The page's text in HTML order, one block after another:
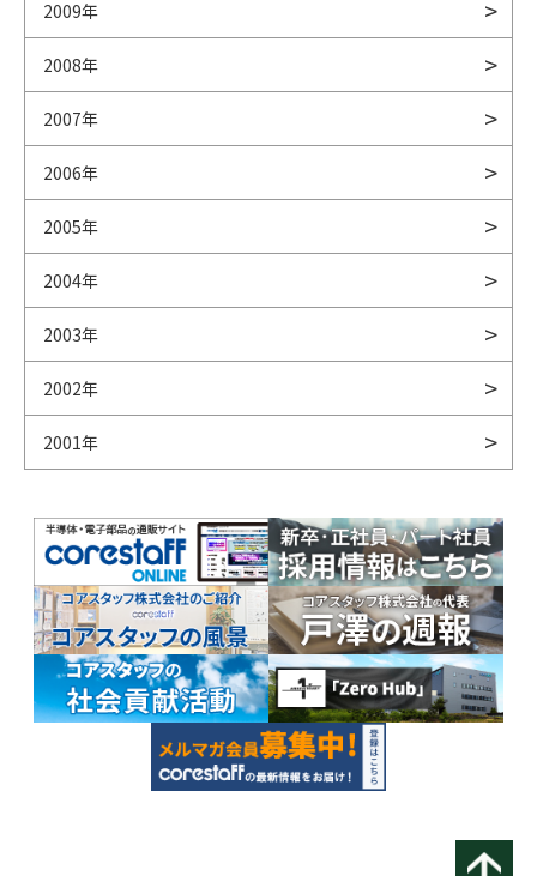
2009年
2008年
2007年
2006年
2005年
2004年
2003年
2002年
2001年